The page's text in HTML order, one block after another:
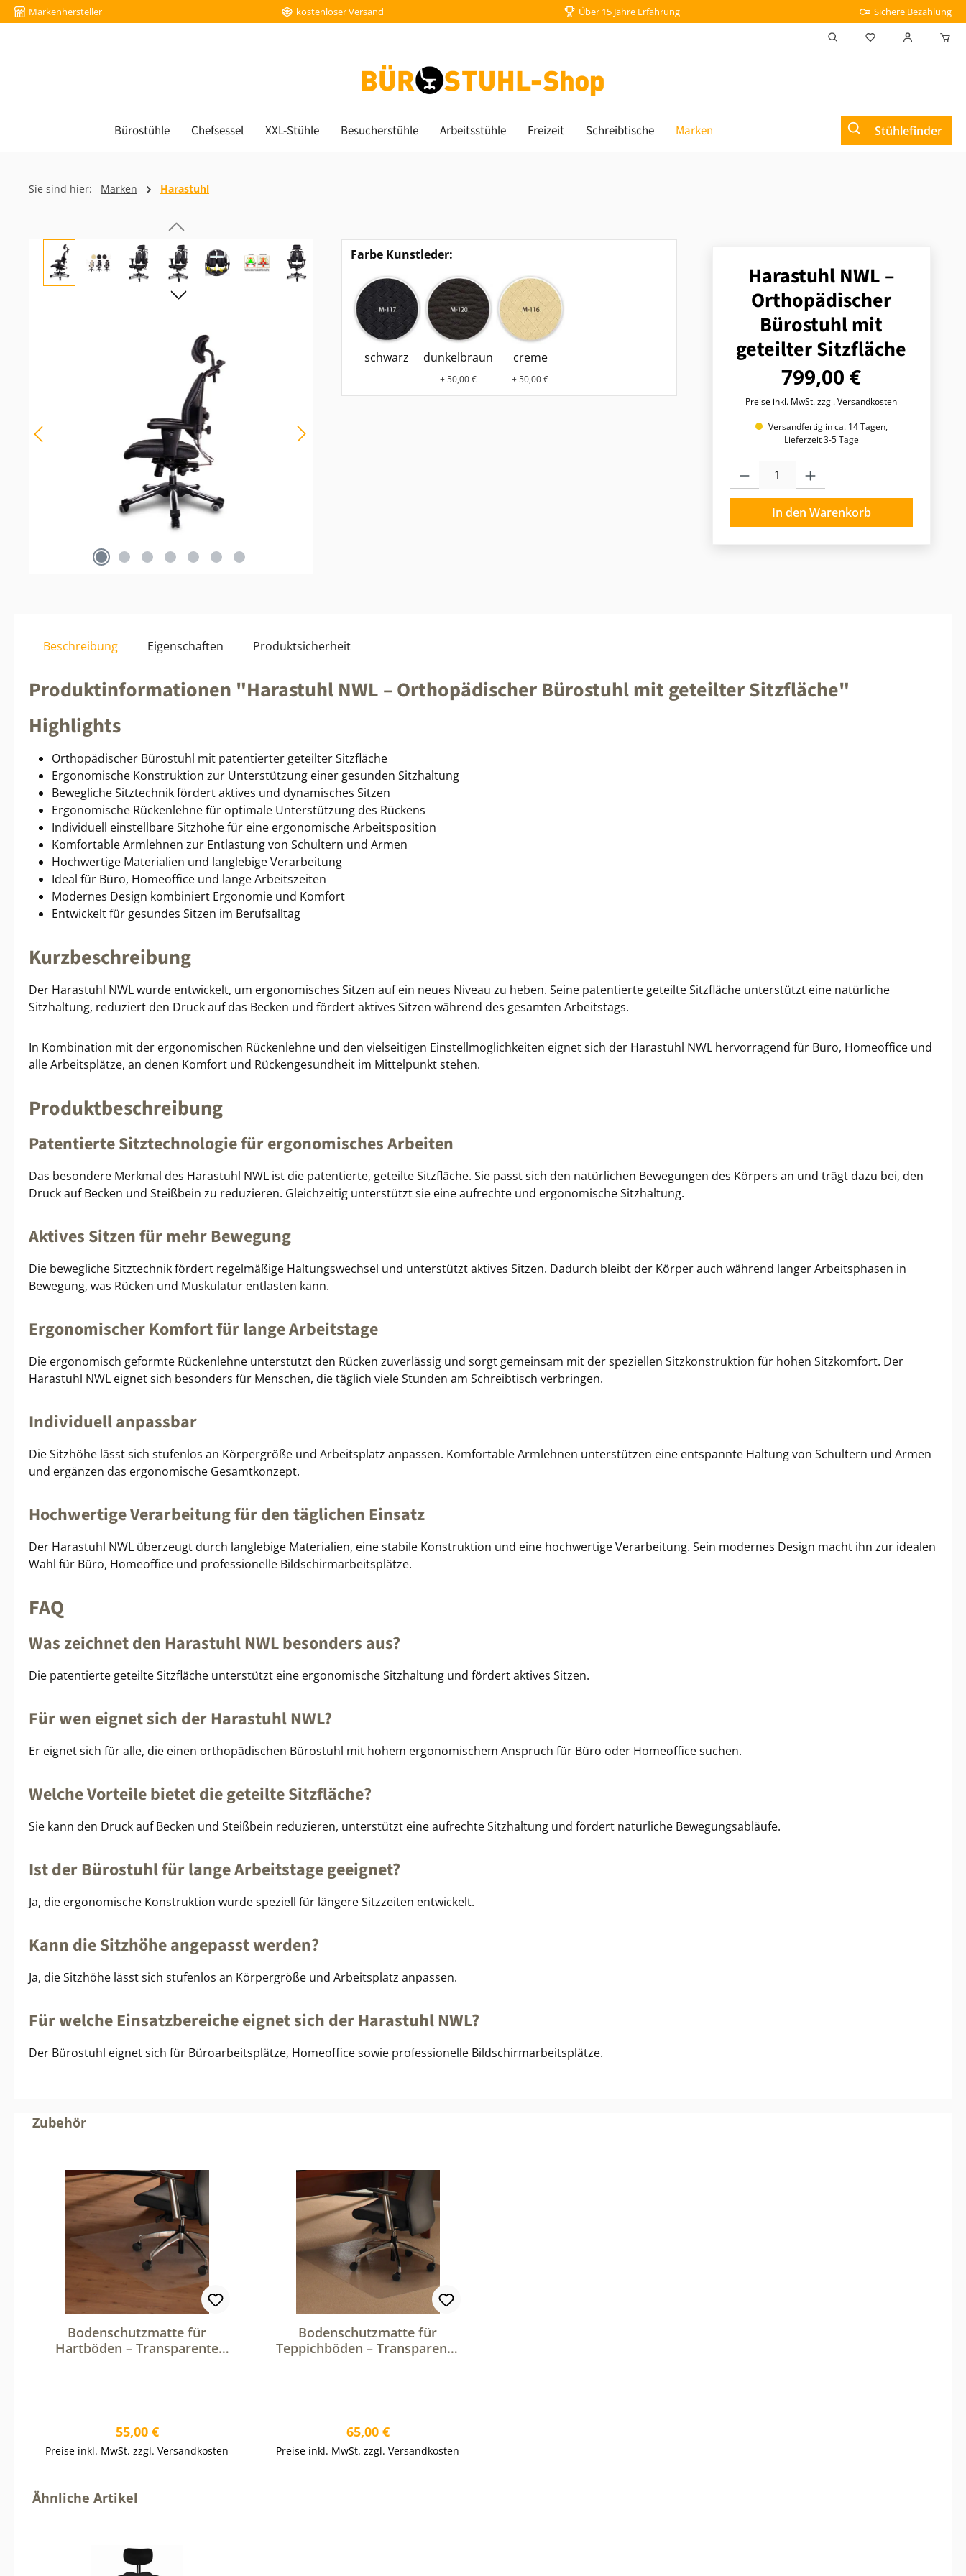
Hauptinhalt springen
Zur Suche springen
Zur Hauptnavigation springen
Markenhersteller kostenloser Versand Über 15 Jahre Erfahrung Sichere Bezahlung
Du hast 0
Bürostühle Chefsessel XXL-Stühle Besucherstühle Arbeitsstühle Freizeit Schreibtische Marken Stühlefinder
Sie sind hier: Marken Harastuhl
Bildergalerie überspringen Farbe Kunstleder:
schwarz dunkelbraun
+ 50,00 €
creme
+ 50,00 €
Harastuhl NWL –
Orthopädischer
Bürostuhl mit
geteilter Sitzfläche
Regulärer Preis:
799,00 €
Preise inkl. MwSt. zzgl. Versandkosten
Versandfertig in ca. 14 Tagen,
Lieferzeit 3-5 Tage
Produkt Anzahl: Gib den gewünschten Wert
In den Warenkorb
Beschreibung Eigenschaften Produktsicherheit
Produktinformationen "Harastuhl NWL – Orthopädischer Bürostuhl mit geteilter Sitzfläche"
Highlights
Orthopädischer Bürostuhl mit patentierter geteilter Sitzfläche
Ergonomische Konstruktion zur Unterstützung einer gesunden Sitzhaltung
Bewegliche Sitztechnik fördert aktives und dynamisches Sitzen
Ergonomische Rückenlehne für optimale Unterstützung des Rückens
Individuell einstellbare Sitzhöhe für eine ergonomische Arbeitsposition
Komfortable Armlehnen zur Entlastung von Schultern und Armen
Hochwertige Materialien und langlebige Verarbeitung
Ideal für Büro, Homeoffice und lange Arbeitszeiten
Modernes Design kombiniert Ergonomie und Komfort
Entwickelt für gesundes Sitzen im Berufsalltag
Kurzbeschreibung
Der Harastuhl NWL wurde entwickelt, um ergonomisches Sitzen auf ein neues Niveau zu heben. Seine patentierte geteilte Sitzfläche unterstützt eine natürliche
Sitzhaltung, reduziert den Druck auf das Becken und fördert aktives Sitzen während des gesamten Arbeitstags.
In Kombination mit der ergonomischen Rückenlehne und den vielseitigen Einstellmöglichkeiten eignet sich der Harastuhl NWL hervorragend für Büro, Homeoffice und
alle Arbeitsplätze, an denen Komfort und Rückengesundheit im Mittelpunkt stehen.
Produktbeschreibung
Patentierte Sitztechnologie für ergonomisches Arbeiten
Das besondere Merkmal des Harastuhl NWL ist die patentierte, geteilte Sitzfläche. Sie passt sich den natürlichen Bewegungen des Körpers an und trägt dazu bei, den
Druck auf Becken und Steißbein zu reduzieren. Gleichzeitig unterstützt sie eine aufrechte und ergonomische Sitzhaltung.
Aktives Sitzen für mehr Bewegung
Die bewegliche Sitztechnik fördert regelmäßige Haltungswechsel und unterstützt aktives Sitzen. Dadurch bleibt der Körper auch während langer Arbeitsphasen in
Bewegung, was Rücken und Muskulatur entlasten kann.
Ergonomischer Komfort für lange Arbeitstage
Die ergonomisch geformte Rückenlehne unterstützt den Rücken zuverlässig und sorgt gemeinsam mit der speziellen Sitzkonstruktion für hohen Sitzkomfort. Der
Harastuhl NWL eignet sich besonders für Menschen, die täglich viele Stunden am Schreibtisch verbringen.
Individuell anpassbar
Die Sitzhöhe lässt sich stufenlos an Körpergröße und Arbeitsplatz anpassen. Komfortable Armlehnen unterstützen eine entspannte Haltung von Schultern und Armen
und ergänzen das ergonomische Gesamtkonzept.
Hochwertige Verarbeitung für den täglichen Einsatz
Der Harastuhl NWL überzeugt durch langlebige Materialien, eine stabile Konstruktion und eine hochwertige Verarbeitung. Sein modernes Design macht ihn zur idealen
Wahl für Büro, Homeoffice und professionelle Bildschirmarbeitsplätze.
FAQ
Was zeichnet den Harastuhl NWL besonders aus?
Die patentierte geteilte Sitzfläche unterstützt eine ergonomische Sitzhaltung und fördert aktives Sitzen.
Für wen eignet sich der Harastuhl NWL?
Er eignet sich für alle, die einen orthopädischen Bürostuhl mit hohem ergonomischem Anspruch für Büro oder Homeoffice suchen.
Welche Vorteile bietet die geteilte Sitzfläche?
Sie kann den Druck auf Becken und Steißbein reduzieren, unterstützt eine aufrechte Sitzhaltung und fördert natürliche Bewegungsabläufe.
Ist der Bürostuhl für lange Arbeitstage geeignet?
Ja, die ergonomische Konstruktion wurde speziell für längere Sitzzeiten entwickelt.
Kann die Sitzhöhe angepasst werden?
Ja, die Sitzhöhe lässt sich stufenlos an Körpergröße und Arbeitsplatz anpassen.
Für welche Einsatzbereiche eignet sich der Harastuhl NWL?
Der Bürostuhl eignet sich für Büroarbeitsplätze, Homeoffice sowie professionelle Bildschirmarbeitsplätze.
Produktgalerie überspringen
Zubehör
Bodenschutzmatte für
Hartböden – Transparente
Regulärer Preis:
55,00 €
Preise inkl. MwSt. zzgl. Versandkosten
Bodenschutzmatte für
Teppichböden – Transparente
Regulärer Preis:
65,00 €
Preise inkl. MwSt. zzgl. Versandkosten
Produktgalerie überspringen
Ähnliche Artikel